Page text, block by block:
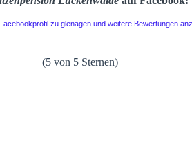
zu glenagen und weitere Bewertungen
(5 von 5 Sternen)